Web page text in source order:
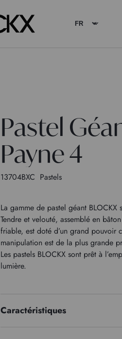
Pastel
Payne 4
13704BXC Pastels
La gamme de pastel géant
Tendre et velouté, assemblé en
friable, est doté d’un grand pouvoir
manipulation est de la plus grande
Les pastels BLOCKX sont prêt à
lumière.
Caractéristiques